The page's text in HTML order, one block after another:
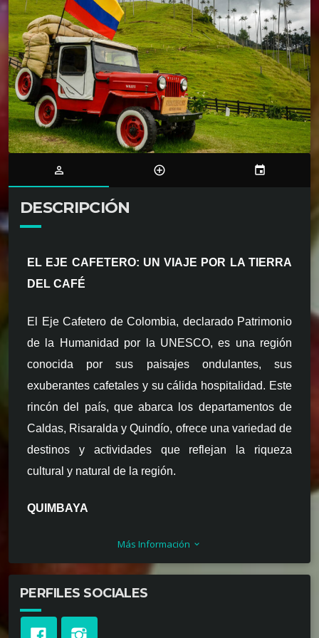
person_outline control_point event
DESCRIPCIÓN
EL EJE CAFETERO: UN VIAJE POR LA TIERRA
DEL CAFÉ
El Eje Cafetero de Colombia, declarado Patrimonio
de la Humanidad por la UNESCO, es una región
conocida por sus paisajes ondulantes, sus
exuberantes cafetales y su cálida hospitalidad. Este
rincón del país, que abarca los departamentos de
Caldas, Risaralda y Quindío, ofrece una variedad de
destinos y actividades que reflejan la riqueza
cultural y natural de la región.
QUIMBAYA
Quimbaya, situado en el corazón del Quindío, es un
encantador municipio conocido por su arquitectura
colonial y su ambiente tranquilo. Los visitantes
pueden disfrutar de recorridos por fincas cafeteras,
donde aprenderán sobre el proceso de cultivo y
Más Información keyboard_arrow_down
PERFILES SOCIALES